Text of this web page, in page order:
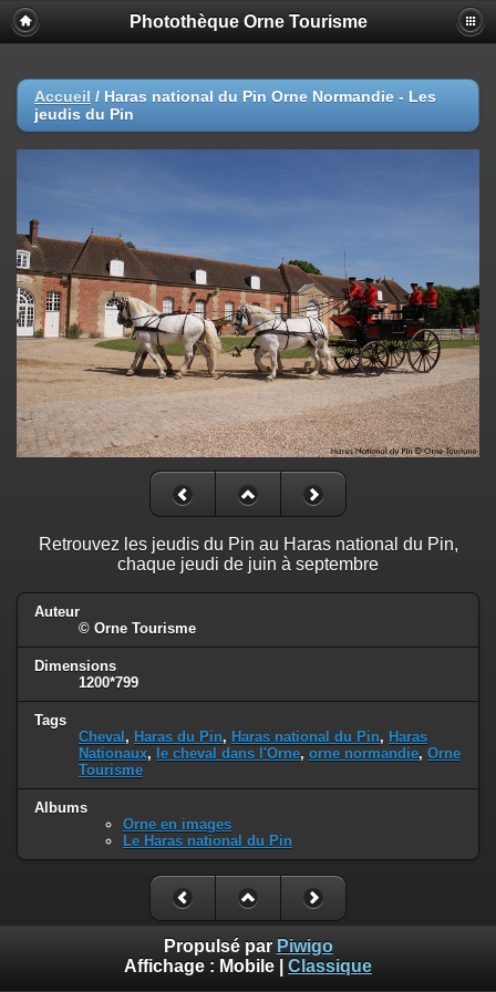
Photothèque Orne Tourisme
Accueil / Haras national du Pin Orne Normandie - Les
jeudis du Pin
Retrouvez les jeudis du Pin au Haras national du Pin,
chaque jeudi de juin à septembre
Auteur
© Orne Tourisme
Dimensions
1200*799
Tags
Cheval , Haras du Pin, Haras national du Pin, Haras
Nationaux, le cheval dans l'Orne, orne normandie, Orne
Tourisme
Albums
Orne en images
Le Haras national du Pin
Propulsé par Piwigo
Affichage : Mobile Classique